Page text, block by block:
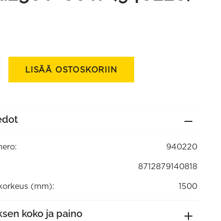
LISÄÄ OSTOSKORIIN
940220
8712879140818
(mm): 1500
koko ja paino